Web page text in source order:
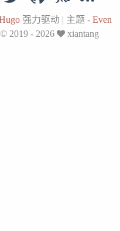
强力驱动 | 主题 - Even
© 2019 - 2026
xiantang